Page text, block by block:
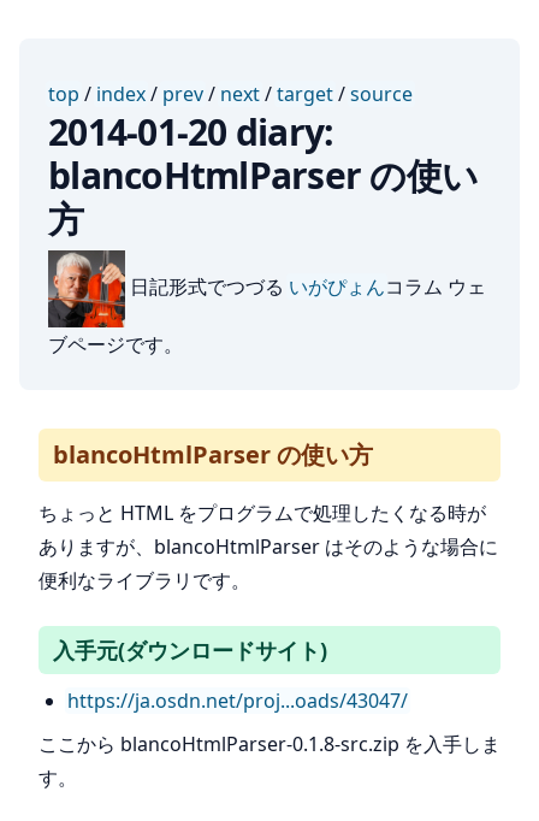
top / index/ prev/ next/target/source
2014-01-20 diary:
blancoHtmlParser の使い
方
日記形式でつづる いがぴょんコラム ウェ
ブページです。
blancoHtmlParser の使い方
ちょっと HTML をプログラムで処理したくなる時が
ありますが、blancoHtmlParser はそのような場合に
便利なライブラリです。
入手元(ダウンロードサイト)
https://ja.osdn.net/proj...oads/43047/
ここから blancoHtmlParser-0.1.8-src.zip を入手しま
す。